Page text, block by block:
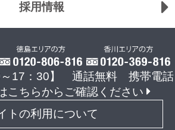
採用情報
～17：30】 通話無料 携帯電話
こちらからご確認ください
トの利用について